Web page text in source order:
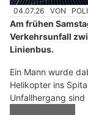
04.07.26 VON
Am frühen
Verkehrsunfall
Linienbus.
Ein Mann wurde
Helikopter ins
Unfallhergang sind